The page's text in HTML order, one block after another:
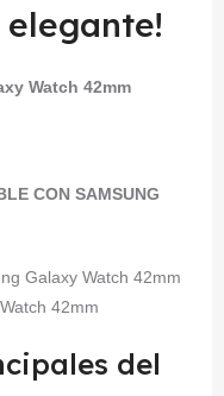
Watch 42mm
CON SAMSUNG
Galaxy Watch 42mm
42mm
del